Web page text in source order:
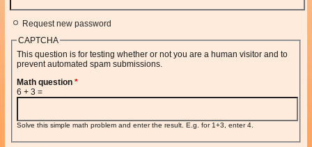
Request new password
CAPTCHA
This question is for testing whether or not you are a human visitor and to
prevent automated spam submissions.
Math question*
6 + 3 =
Solve this simple math problem and enter the result. E.g. for 1+3, enter 4.